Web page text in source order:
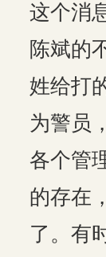
这个消
陈斌的
姓给打
为警员
各个管
的存在
了。有